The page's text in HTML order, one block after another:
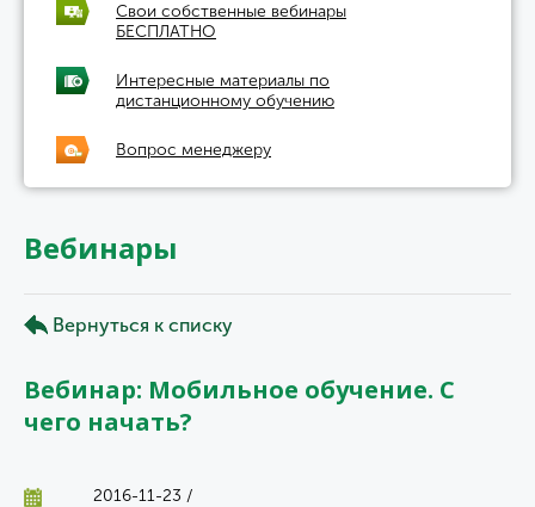
Свои собственные вебинары
БЕСПЛАТНО
Интересные материалы по
дистанционному обучению
Вопрос менеджеру
Вебинары
Вернуться к списку
Вебинар: Мобильное обучение. С
чего начать?
2016-11-23 /